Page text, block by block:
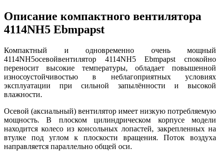
Описание компактного вентилятора
4114NH5 Ebmpapst
Компактный и одновременно очень мощный
4114NH5осевойвентилятор 4114NH5 Ebmpapst спокойно
переносит высокие температуры, обладает повышенной
износоустойчивостью в неблагоприятных условиях
эксплуатации при сильной запылённости и высокой
влажности.
Осевой (аксиальный) вентилятор имеет низкую потребляемую
мощность. В плоском цилиндрическом корпусе модели
находится колесо из консольных лопастей, закрепленных на
втулке под углом к плоскости вращения. Поток воздуха
направляется параллельно общей оси.